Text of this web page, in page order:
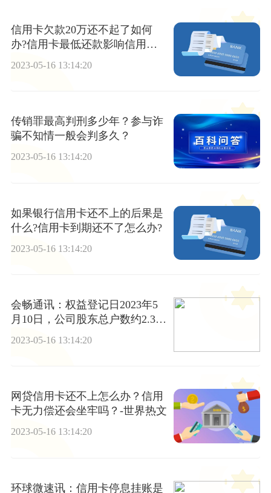
信用卡欠款20万还不起了如何
办?信用卡最低还款影响信用吗?
2023-05-16 13:14:20
传销罪最高判刑多少年？参与诈
骗不知情一般会判多久？
2023-05-16 13:14:20
如果银行信用卡还不上的后果是
什么?信用卡到期还不了怎么办?
2023-05-16 13:14:20
会畅通讯：权益登记日2023年5
月10日，公司股东总户数约2.3万
2023-05-16 13:14:20
网贷信用卡还不上怎么办？信用
卡无力偿还会坐牢吗？-世界热文
2023-05-16 13:14:20
环球微速讯：信用卡停息挂账是